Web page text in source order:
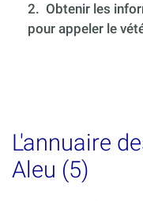
2. Obtenir les
pour appeler le
L'annuaire
Aleu (5)